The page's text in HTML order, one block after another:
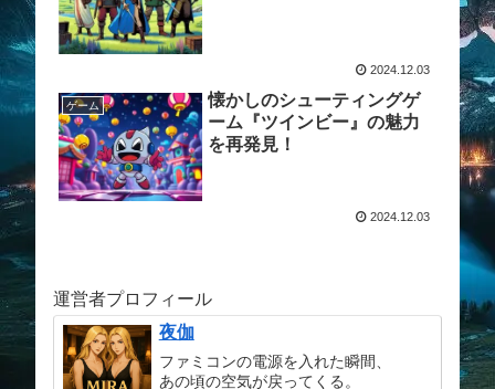
2024.12.03
ゲーム
懐かしのシューティングゲ
ーム『ツインビー』の魅力
を再発見！
2024.12.03
運営者プロフィール
夜伽
ファミコンの電源を入れた瞬間、
あの頃の空気が戻ってくる。